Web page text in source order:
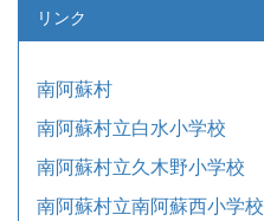
リンク
南阿蘇村
南阿蘇村立白水小学校
南阿蘇村立久木野小学校
南阿蘇村立南阿蘇西小学校